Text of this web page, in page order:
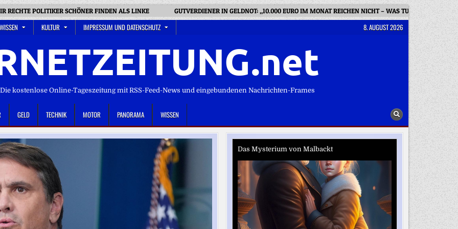
RECHTE POLITIKER SCHÖNER FINDEN ALS LINKE GUTVERDIENER IN GELDNOT: „10.000 EURO IM MONAT REICHEN NICHT – WAS TUN?“ WIE
KULTUR IMPRESSUM UND DATENSCHUTZ 8. AUGUST 2026
kostenlose Online-Tageszeitung mit RSS-Feed-News und eingebundenen Nachrichten-Frames
GELD TECHNIK MOTOR PANORAMA WISSEN
Das Mysterium von Malbackt